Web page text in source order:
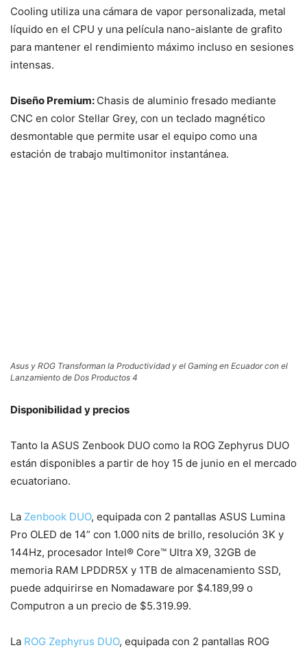
Cooling utiliza una cámara de vapor personalizada, metal
líquido en el CPU y una película nano-aislante de grafito
para mantener el rendimiento máximo incluso en sesiones
intensas.
Diseño Premium: Chasis de aluminio fresado mediante
CNC en color Stellar Grey, con un teclado magnético
desmontable que permite usar el equipo como una
estación de trabajo multimonitor instantánea.
Asus y ROG Transforman la Productividad y el Gaming en Ecuador con el
Lanzamiento de Dos Productos 4
Disponibilidad y precios
Tanto la ASUS Zenbook DUO como la ROG Zephyrus DUO
están disponibles a partir de hoy 15 de junio en el mercado
ecuatoriano.
La Zenbook DUO, equipada con 2 pantallas ASUS Lumina
Pro OLED de 14” con 1.000 nits de brillo, resolución 3K y
144Hz, procesador Intel® Core™ Ultra X9, 32GB de
memoria RAM LPDDR5X y 1TB de almacenamiento SSD,
puede adquirirse en Nomadaware por $4.189,99 o
Computron a un precio de $5.319.99.
La ROG Zephyrus DUO, equipada con 2 pantallas ROG